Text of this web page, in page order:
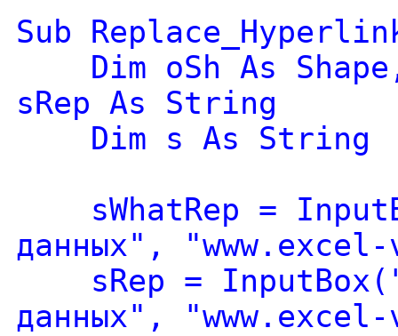
Sub
Dim oSh As
sRep As String
Dim s As String
sWhatRep =
данных", "www.excel-
sRep =
данных",